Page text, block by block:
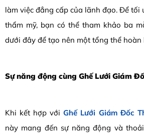
làm việc đẳng cấp của lãnh đạo. Để tối
thẩm mỹ, bạn có thể tham khảo ba
dưới đây để tạo nên một tổng thể hoàn
Sự năng động cùng Ghế Lưới Giám
Khi kết hợp vớiGhế Lưới Giám Đốc
này mang đến sự năng động và